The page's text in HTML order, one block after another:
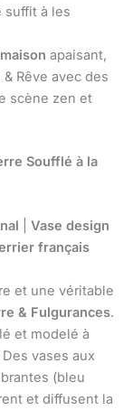
suffit à les
apaisant,
Rêve avec des
scène zen et
Soufflé à la
Vase design
français
et une véritable
& Fulgurances.
et modelé à
vases aux
(bleu
et diffusent la